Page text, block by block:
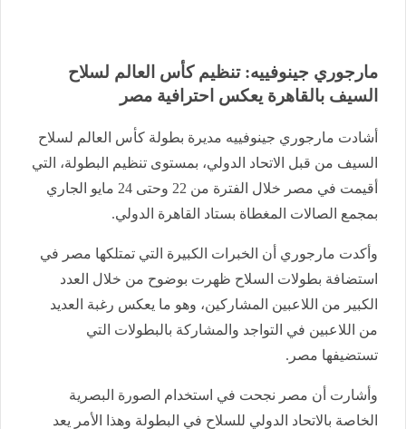
مارجوري جينوفييه: تنظيم كأس العالم لسلاح
السيف بالقاهرة يعكس احترافية مصر
أشادت مارجوري جينوفييه مديرة بطولة كأس العالم لسلاح
السيف من قبل الاتحاد الدولي، بمستوى تنظيم البطولة، التي
أقيمت في مصر خلال الفترة من 22 وحتى 24 مايو الجاري
بمجمع الصالات المغطاة بستاد القاهرة الدولي.
وأكدت مارجوري أن الخبرات الكبيرة التي تمتلكها مصر في
استضافة بطولات السلاح ظهرت بوضوح من خلال العدد
الكبير من اللاعبين المشاركين، وهو ما يعكس رغبة العديد
من اللاعبين في التواجد والمشاركة بالبطولات التي
تستضيفها مصر.
وأشارت أن مصر نجحت في استخدام الصورة البصرية
الخاصة بالاتحاد الدولي للسلاح في البطولة وهذا الأمر يعد